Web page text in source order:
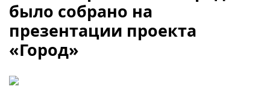
было собрано на
презентации проекта
«Город»